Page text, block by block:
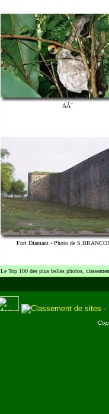
AÃ¯
Fort Diamant - Photo de
Le Top 100 des plus belles photos,